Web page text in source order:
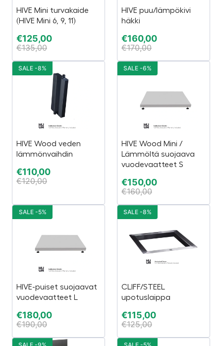
HIVE Mini turvakaide
(HIVE Mini 6, 9, 11)
€125,00
€135,00
HIVE puu/lämpökivi
häkki
€160,00
€170,00
HIVE Wood veden
lämmönvaihdin
€110,00
€120,00
SALE -8%
HIVE Wood Mini /
Lämmöltä suojaava
vuodevaatteet S
€150,00
€160,00
SALE -6%
HIVE-puiset suojaavat
vuodevaatteet L
€180,00
€190,00
SALE -5%
CLIFF/STEEL
upotuslaippa
€115,00
€125,00
SALE -8%